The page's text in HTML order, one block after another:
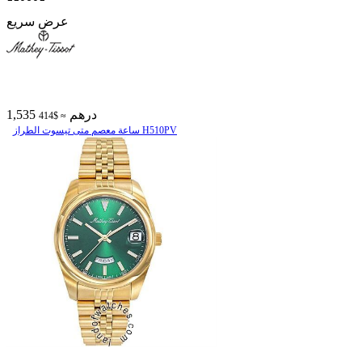
عرض سريع
1,535 درهم ≈ $414
ساعة معصم متی تیسوت الطراز H510PV